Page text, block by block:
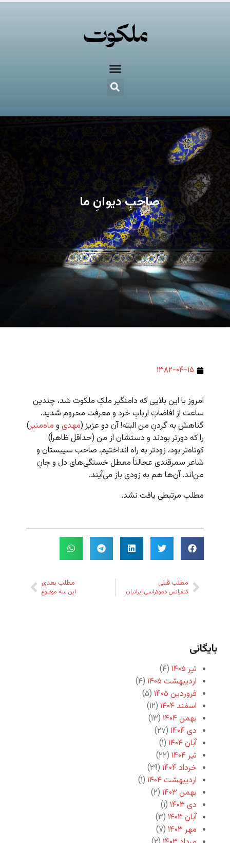
صاحبِ دیوانِ ما
۱۳۸۲-۰۴-۱۵
امروز با این بلایی که دامنگیر ملکِ ملکوت شد، چندین
ساعت از افاضاتِ اربابِ خرد و معرفت محروم شدید.
گناهش به گردنِ من البته! آن دو عزیز (مهدی و ماه‌منیر)
را که دورتر بودند و دستشان از من (حداقل ظاهراً)
کوتاه‌تر بود، زودتر به راه انداختیم. صاحب سیبستان و
شاعر سمرقندی عجالتاً معطل خستگی‌های دل و جانِ
من‌اند. آن‌ها هم به زودی باز می‌آیند.
مطلب مرتبطی یافت نشد.
مطلب قبلی
کنفرانس دموکراسی ایرانیان
مطلب بعدی
این سه موضوع
بایگانی
تیر ۱۴۰۵
(۴)
اردیبهشت ۱۴۰۵
(۴)
فروردین ۱۴۰۵
(۵)
اسفند ۱۴۰۴
(۱۲)
بهمن ۱۴۰۴
(۱۳)
دی ۱۴۰۴
(۲۷)
آبان ۱۴۰۴
(۱)
تیر ۱۴۰۴
(۲۲)
خرداد ۱۴۰۴
(۲۹)
اردیبهشت ۱۴۰۴
(۱)
بهمن ۱۴۰۳
(۲)
دی ۱۴۰۳
(۱)
آبان ۱۴۰۳
(۳)
مهر ۱۴۰۳
(۷)